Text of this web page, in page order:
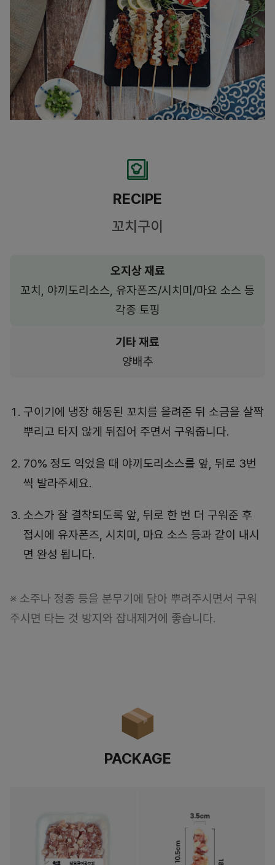
RECIPE
꼬치구이
오지상 재료
꼬치, 야끼도리소스, 유자폰즈/시치미/마요 소스 등
각종 토핑
기타 재료
양배추
구이기에 냉장 해동된 꼬치를 올려준 뒤 소금을 살짝
뿌리고 타지 않게 뒤집어 주면서 구워줍니다.
70% 정도 익었을 때 야끼도리소스를 앞, 뒤로 3번
씩 발라주세요.
소스가 잘 결착되도록 앞, 뒤로 한 번 더 구워준 후
접시에 유자폰즈, 시치미, 마요 소스 등과 같이 내시
면 완성 됩니다.
※ 소주나 정종 등을 분무기에 담아 뿌려주시면서 구워
주시면 타는 것 방지와 잡내제거에 좋습니다.
PACKAGE